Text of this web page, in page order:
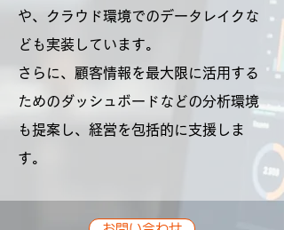
や、クラウド環境でのデータレイクな
ども実装しています。
さらに、顧客情報を最大限に活用する
ためのダッシュボードなどの分析環境
も提案し、経営を包括的に支援しま
す。